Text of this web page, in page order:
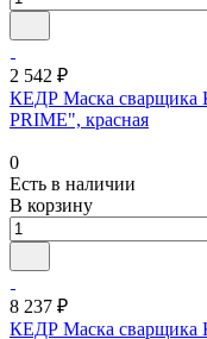
2 542 ₽
КЕДР Маска
PRIME", красная
0
Есть в наличии
В корзину
8 237 ₽
КЕДР Маска